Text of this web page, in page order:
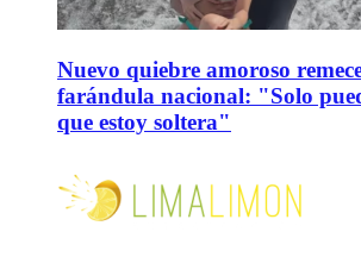
Nuevo quiebre amoroso
farándula nacional: "Solo
que estoy soltera"